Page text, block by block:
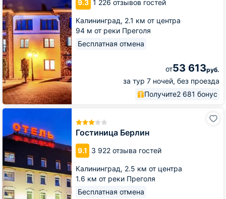
9.3 1 226 отзывов гостей
Калининград, 2.1 км от центра
94 м от реки Преголя
Бесплатная отмена
от53 613руб.
за тур 7 ночей, без проезда
Получите2 681 бонус
Гостиница Берлин
9.1 3 922 отзыва гостей
Калининград, 2.5 км от центра
1.6 км от реки Преголя
Бесплатная отмена
Гостиница
Берлин